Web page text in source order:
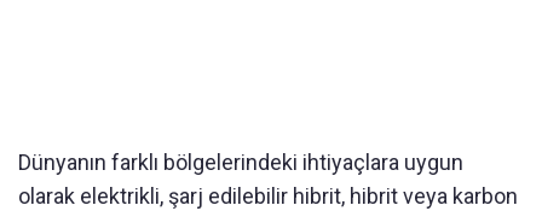
Dünyanın farklı bölgelerindeki ihtiyaçlara uygun
olarak elektrikli, şarj edilebilir hibrit, hibrit veya karbon